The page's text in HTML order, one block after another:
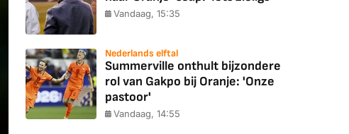
Vandaag, 15:35
Nederlands elftal
Summerville onthult bijzondere
rol van Gakpo bij Oranje: 'Onze
pastoor'
Vandaag, 14:55